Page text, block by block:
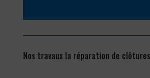
Nos travaux la réparation de